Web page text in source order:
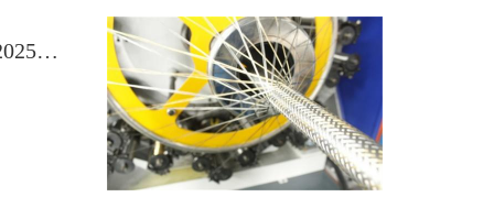
Žarnų pynimo mašina sulaukė dėmesio 2025 m. 29-ojoje Kinijos (Šanchajaus) tarptautinėje virtuvės ir vonios kambario įrangos parodoje